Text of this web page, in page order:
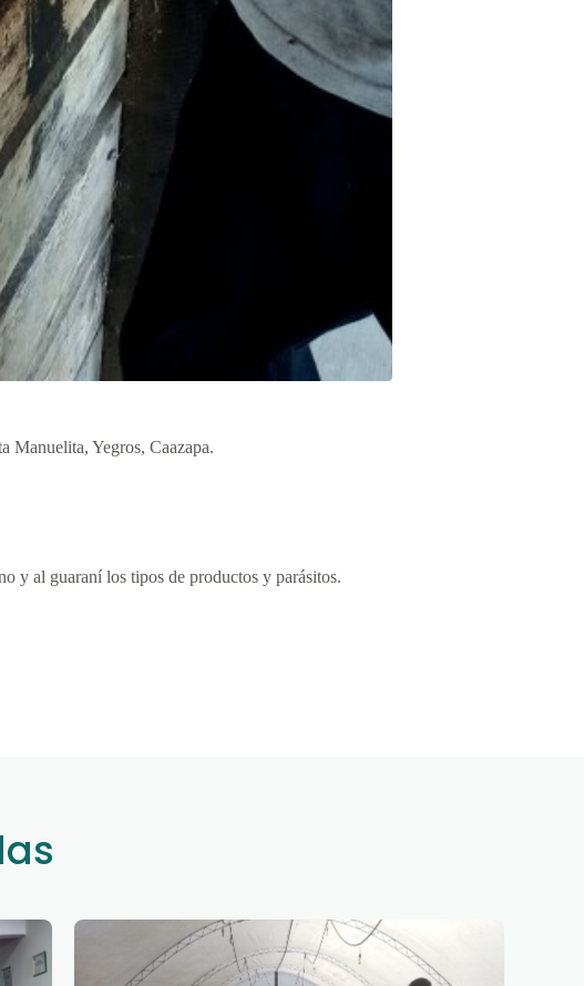
Manuelita, Yegros, Caazapa.
y al guaraní los tipos de productos y parásitos.